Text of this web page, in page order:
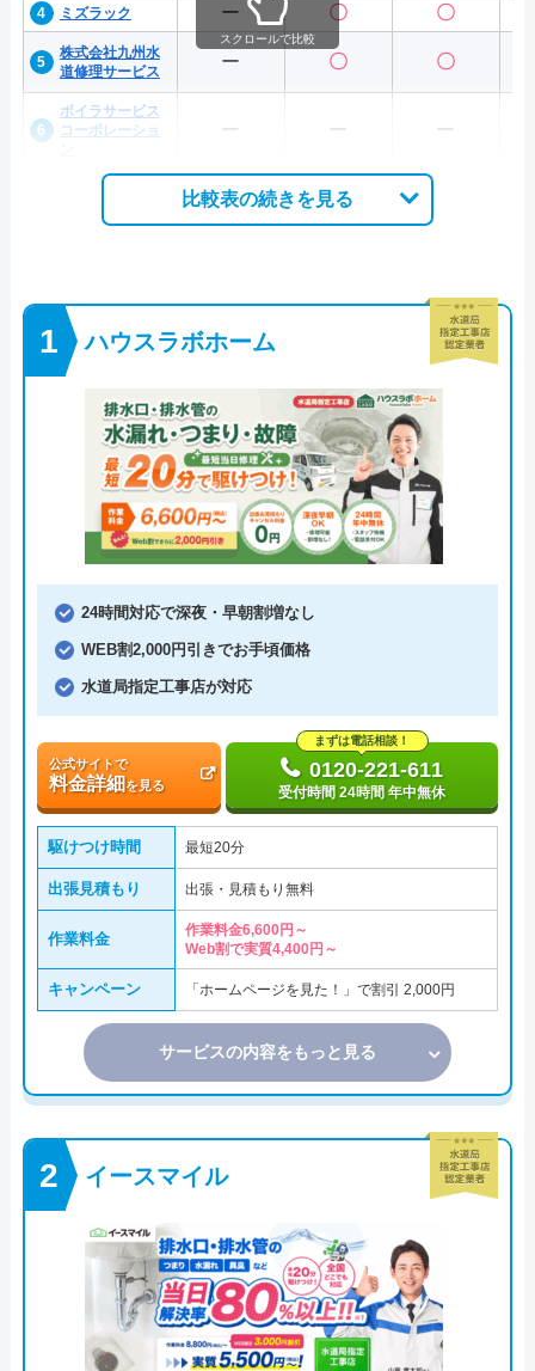
ミズラック ー 〇 〇
株式会社九州水
道修理サービス
ー 〇 〇
ボイラサービス
コーポレーショ
ー ー ー
スクロールで比較
比較表の続きを見る
ハウスラボホーム
24時間対応で深夜・早朝割増なし
WEB割2,000円引きでお手頃価格
水道局指定工事店が対応
公式サイトで
料金詳細を見る
まずは電話相談！
0120-221-611
受付時間 24時間 年中無休
駆けつけ時間 最短20分
出張見積もり 出張・見積もり無料
作業料金
作業料金6,600円～
Web割で実質4,400円～
キャンペーン 「ホームページを見た！」で割引 2,000円
サービスの内容をもっと見る
イースマイル